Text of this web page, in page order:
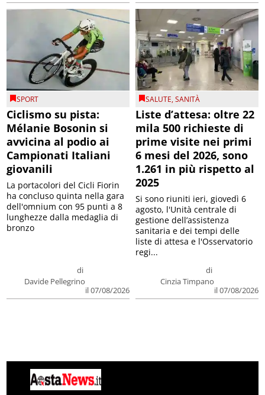
SPORT
Ciclismo su pista:
Mélanie Bosonin si
avvicina al podio ai
Campionati Italiani
giovanili
di
Davide Pellegrino
il 07/08/2026
La portacolori del Cicli Fiorin
ha concluso quinta nella gara
dell'omnium con 95 punti a 8
lunghezze dalla medaglia di
bronzo
SALUTE,SANITÀ
Liste d’attesa: oltre 22
mila 500 richieste di
prime visite nei primi
6 mesi del 2026, sono
1.261 in più rispetto al
2025
di
Cinzia Timpano
il 07/08/2026
Si sono riuniti ieri, giovedì 6
agosto, l'Unità centrale di
gestione dell’assistenza
sanitaria e dei tempi delle
liste di attesa e l'Osservatorio
regi...